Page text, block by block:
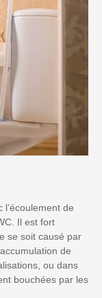
de
Il est fort
se soit causé par
de
ou dans
bouchées par les